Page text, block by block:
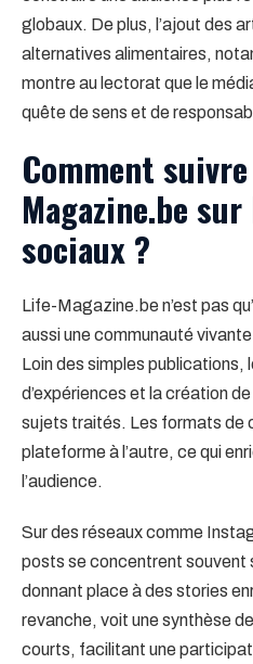
globaux. De plus, l’ajout des
alternatives alimentaires,
montre au lectorat que le
quête de sens et de
Comment
Magazine.be
sociaux ?
Life-Magazine.be n’est pas
aussi une communauté
Loin des simples publications,
d’expériences et la création
sujets traités. Les formats de
plateforme à l’autre, ce qui
l’audience.
Sur des réseaux comme
posts se concentrent souvent
donnant place à des stories
revanche, voit une synthèse
courts, facilitant une